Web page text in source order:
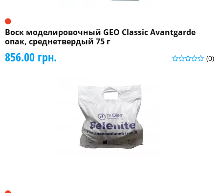
Воск моделировочный GEO Classic Avantgarde
опак, среднетвердый 75 г
(0)
856.00 грн.